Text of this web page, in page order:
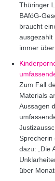
Thüringer
BAföG-
braucht
ausgezahlt
immer
Zum Fall
Materials
Aussagen
Sprecherin
dazu: „Die
über